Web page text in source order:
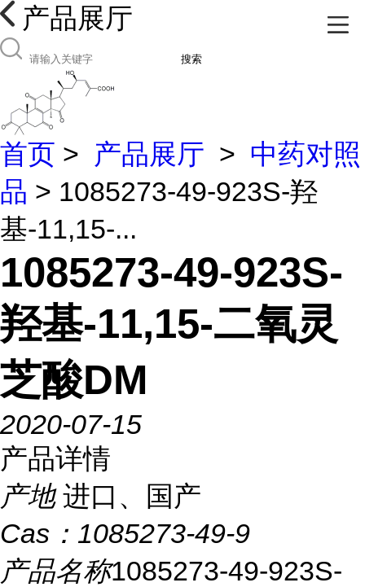
产品展厅
搜索
首页 > 产品展厅 > 中药对照
品 > 1085273-49-923S-羟
基-11,15-...
1085273-49-923S-
羟基-11,15-二氧灵
芝酸DM
2020-07-15
产品详情
产地 进口、国产
Cas： 1085273-49-9
产品名称1085273-49-923S-